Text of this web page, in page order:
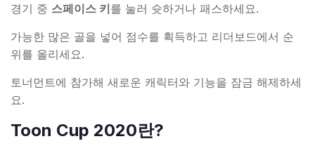
경기 중 스페이스 키를 눌러 슛하거나 패스하세요.
가능한 많은 골을 넣어 점수를 획득하고 리더보드에서 순
위를 올리세요.
토너먼트에 참가해 새로운 캐릭터와 기능을 잠금 해제하세
요.
Toon Cup 2020란?